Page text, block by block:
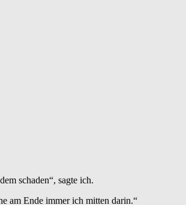
schaden“, sagte ich.
am Ende immer ich mitten darin.“